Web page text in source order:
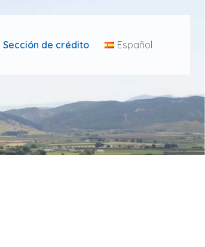
Sección de crédito Español